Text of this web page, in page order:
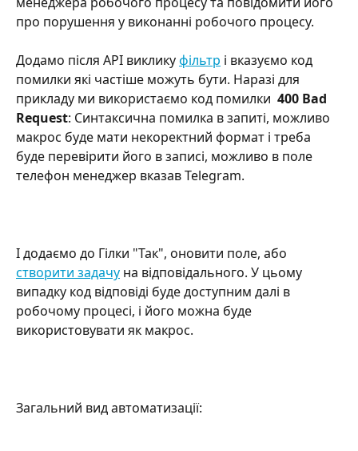
про порушення у виконанні робочого процесу.
Додамо після API виклику фільтр і вказуємо код
помилки які частіше можуть бути. Наразі для
прикладу ми використаємо код помилки 400 Bad
Request: Синтаксична помилка в запиті, можливо
макрос буде мати некоректний формат і треба
буде перевірити його в записі, можливо в поле
телефон менеджер вказав Telegram.
І додаємо до Гілки "Так", оновити поле, або
створити задачу на відповідального. У цьому
випадку код відповіді буде доступним далі в
робочому процесі, і його можна буде
використовувати як макрос.
Загальний вид автоматизації: